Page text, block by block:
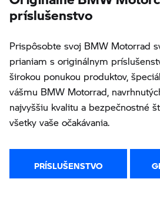
príslušenstvo
Prispôsobte svoj BMW Motorrad
prianiam s originálnym
širokou ponukou produktov,
vášmu BMW Motorrad,
najvyššiu kvalitu a bezpečnostné
všetky vaše očakávania.
PRÍSLUŠENSTVO